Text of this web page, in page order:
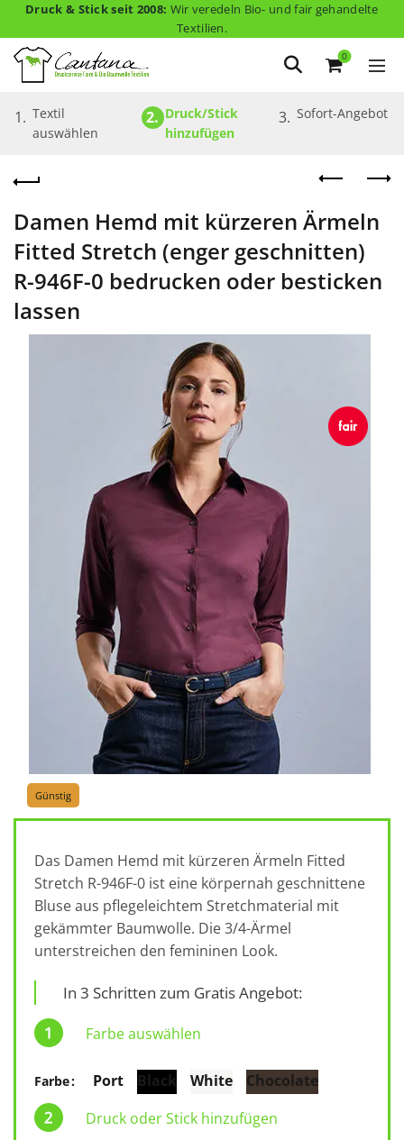
Druck & Stick seit 2008: Wir veredeln Bio- und fair gehandelte
Textilien.
0
1. Textil
auswählen
2. Druck/Stick
hinzufügen
3. Sofort-Angebot
Damen Hemd mit kürzeren Ärmeln
Fitted Stretch (enger geschnitten)
R-946F-0 bedrucken oder besticken
lassen
Günstig
Das Damen Hemd mit kürzeren Ärmeln Fitted
Stretch R-946F-0 ist eine körpernah geschnittene
Bluse aus pflegeleichtem Stretchmaterial mit
gekämmter Baumwolle. Die 3/4-Ärmel
unterstreichen den femininen Look.
In 3 Schritten zum Gratis Angebot:
Farbe auswählen
Farbe Port Black White
Chocolate
Druck oder Stick hinzufügen